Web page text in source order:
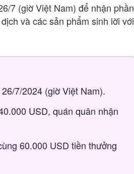
7 (giờ Việt Nam) để nhận phần
và các sản phẩm sinh lời với
7/2024 (giờ Việt Nam).
USD, quán quân nhận
60.000 USD tiền thưởng